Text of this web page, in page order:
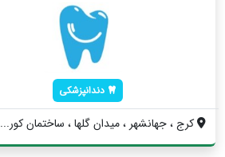
دندانپزشکی
کرج ، جهانشهر ، ميدان گلها ، ساختمان كور...